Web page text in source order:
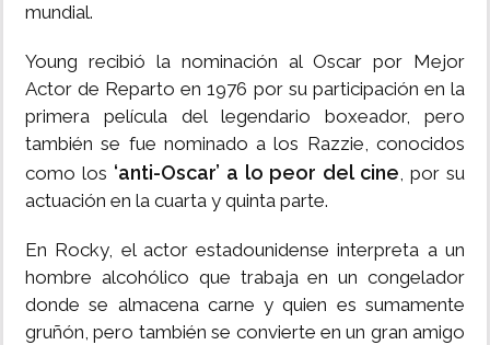
mundial.
Young recibió la nominación al Oscar por Mejor
Actor de Reparto en 1976 por su participación en la
primera película del legendario boxeador, pero
también se fue nominado a los Razzie, conocidos
como los ‘anti-Oscar’ a lo peor del cine, por su
actuación en la cuarta y quinta parte.
En Rocky, el actor estadounidense interpreta a un
hombre alcohólico que trabaja en un congelador
donde se almacena carne y quien es sumamente
gruñón, pero también se convierte en un gran amigo